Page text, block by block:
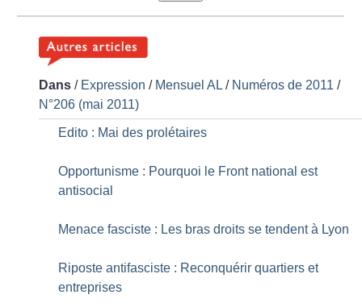
Dans / Expression / Mensuel AL / Numéros de 2011 /
N°206 (mai 2011)
Edito : Mai des prolétaires
Opportunisme : Pourquoi le Front national est
antisocial
Menace fasciste : Les bras droits se tendent à Lyon
Riposte antifasciste : Reconquérir quartiers et
entreprises